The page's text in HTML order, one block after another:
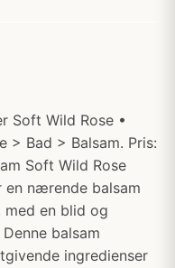
Soft Wild Rose •
> Bad > Balsam. Pris:
Soft Wild Rose
en nærende balsam
med en blid og
balsam
ingredienser